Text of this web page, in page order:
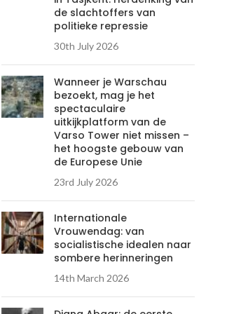
de slachtoffers van
politieke repressie
30th July 2026
Wanneer je Warschau
bezoekt, mag je het
spectaculaire
uitkijkplatform van de
Varso Tower niet missen –
het hoogste gebouw van
de Europese Unie
23rd July 2026
Internationale
Vrouwendag: van
socialistische idealen naar
sombere herinneringen
14th March 2026